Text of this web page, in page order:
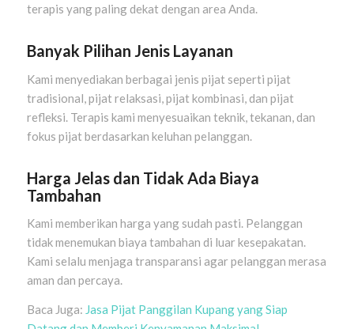
terapis yang paling dekat dengan area Anda.
Banyak Pilihan Jenis Layanan
Kami menyediakan berbagai jenis pijat seperti pijat
tradisional, pijat relaksasi, pijat kombinasi, dan pijat
refleksi. Terapis kami menyesuaikan teknik, tekanan, dan
fokus pijat berdasarkan keluhan pelanggan.
Harga Jelas dan Tidak Ada Biaya
Tambahan
Kami memberikan harga yang sudah pasti. Pelanggan
tidak menemukan biaya tambahan di luar kesepakatan.
Kami selalu menjaga transparansi agar pelanggan merasa
aman dan percaya.
Baca Juga: Jasa Pijat Panggilan Kupang yang Siap